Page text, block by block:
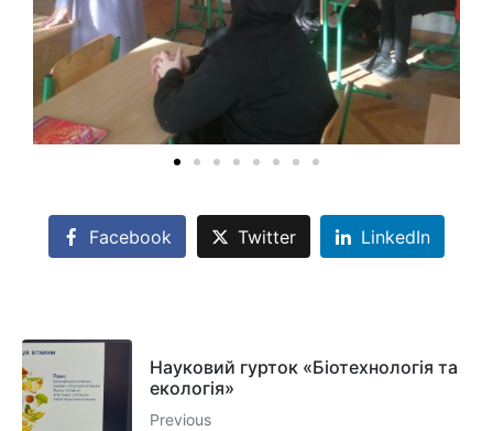
Facebook Twitter LinkedIn
Науковий гурток «Біотехнологія та
екологія»
Previous